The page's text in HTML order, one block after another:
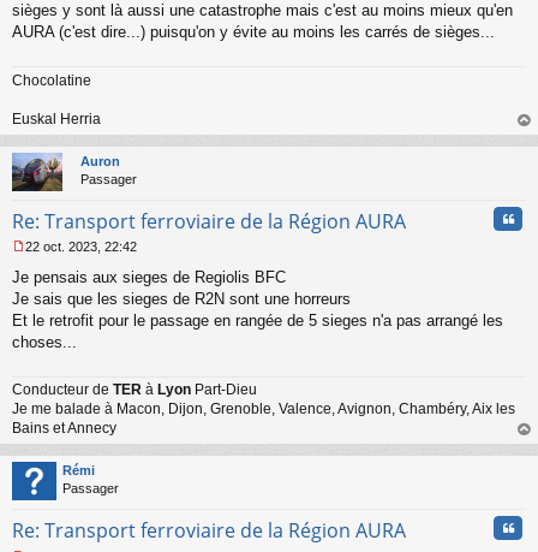
sièges y sont là aussi une catastrophe mais c'est au moins mieux qu'en
AURA (c'est dire...) puisqu'on y évite au moins les carrés de sièges...
Chocolatine
Euskal Herria
au
Auron
Passager
Re: Transport ferroviaire de la Région AURA
e
s
s
g
n
o
n
u
22 oct. 2023, 22:42
Je pensais aux sieges de Regiolis BFC
Je sais que les sieges de R2N sont une horreurs
Et le retrofit pour le passage en rangée de 5 sieges n'a pas arrangé les
choses...
Conducteur de TER à Lyon Part-Dieu
Je me balade à Macon, Dijon, Grenoble, Valence, Avignon, Chambéry, Aix les
Bains et Annecy
au
Rémi
Passager
Re: Transport ferroviaire de la Région AURA